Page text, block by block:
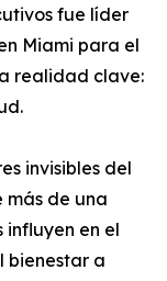
fue líder
Miami para el
realidad clave:
invisibles del
de una
influyen en el
bienestar a